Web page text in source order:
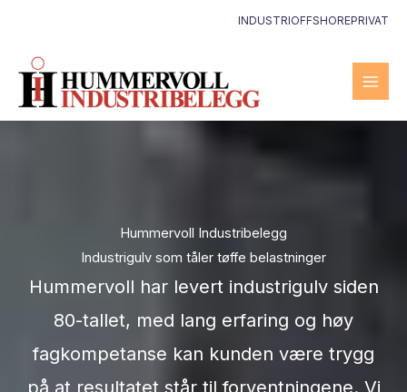
innholdet
INDUSTRIOFFSHOREPRIVAT
Hummervoll Industribelegg
Industrigulv som tåler tøffe belastninger
Hummervoll har levert industrigulv siden
80-tallet, med lang erfaring og høy
fagkompetanse kan kunden være trygg
på at resultatet står til forventningene. Vi